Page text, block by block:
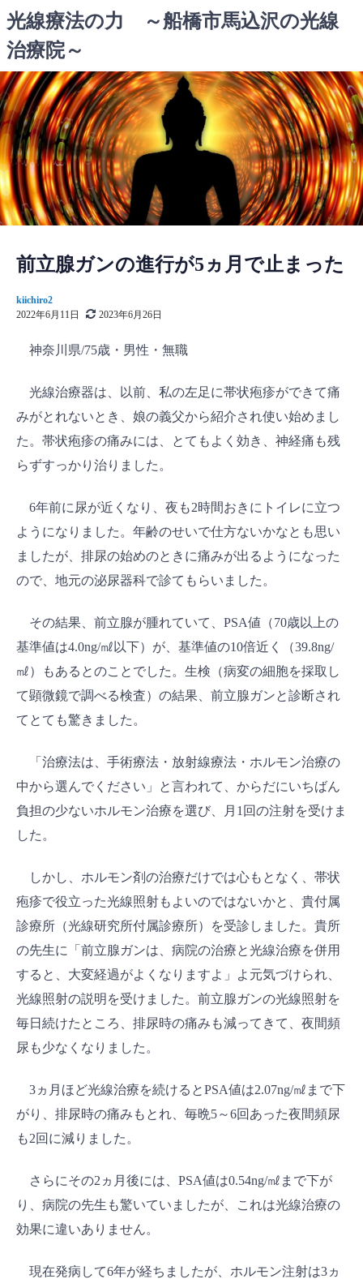
ン
テ
ツ
へ
ス
キ
ッ
プ
光線療法の力 ～船橋市馬込沢の光線
治療院～
前立腺ガンの進行が5ヵ月で止まった
kiichiro2
2022年6月11日
2023年6月26日
神奈川県/75歳・男性・無職
光線治療器は、以前、私の左足に帯状疱疹ができて痛
みがとれないとき、娘の義父から紹介され使い始めまし
た。帯状疱疹の痛みには、とてもよく効き、神経痛も残
らずすっかり治りました。
6年前に尿が近くなり、夜も2時間おきにトイレに立つ
ようになりました。年齢のせいで仕方ないかなとも思い
ましたが、排尿の始めのときに痛みが出るようになった
ので、地元の泌尿器科で診てもらいました。
その結果、前立腺が腫れていて、PSA値（70歳以上の
基準値は4.0ng/㎖以下）が、基準値の10倍近く（39.8ng/
㎖）もあるとのことでした。生検（病変の細胞を採取し
て顕微鏡で調べる検査）の結果、前立腺ガンと診断され
てとても驚きました。
「治療法は、手術療法・放射線療法・ホルモン治療の
中から選んでください」と言われて、からだにいちばん
負担の少ないホルモン治療を選び、月1回の注射を受けま
した。
しかし、ホルモン剤の治療だけでは心もとなく、帯状
疱疹で役立った光線照射もよいのではないかと、貴付属
診療所（光線研究所付属診療所）を受診しました。貴所
の先生に「前立腺ガンは、病院の治療と光線治療を併用
すると、大変経過がよくなりますよ」よ元気づけられ、
光線照射の説明を受けました。前立腺ガンの光線照射を
毎日続けたところ、排尿時の痛みも減ってきて、夜間頻
尿も少なくなりました。
3ヵ月ほど光線治療を続けるとPSA値は2.07ng/㎖まで下
がり、排尿時の痛みもとれ、毎晩5～6回あった夜間頻尿
も2回に減りました。
さらにその2ヵ月後には、PSA値は0.54ng/㎖まで下が
り、病院の先生も驚いていましたが、これは光線治療の
効果に違いありません。
現在発病して6年が経ちましたが、ホルモン注射は3ヵ